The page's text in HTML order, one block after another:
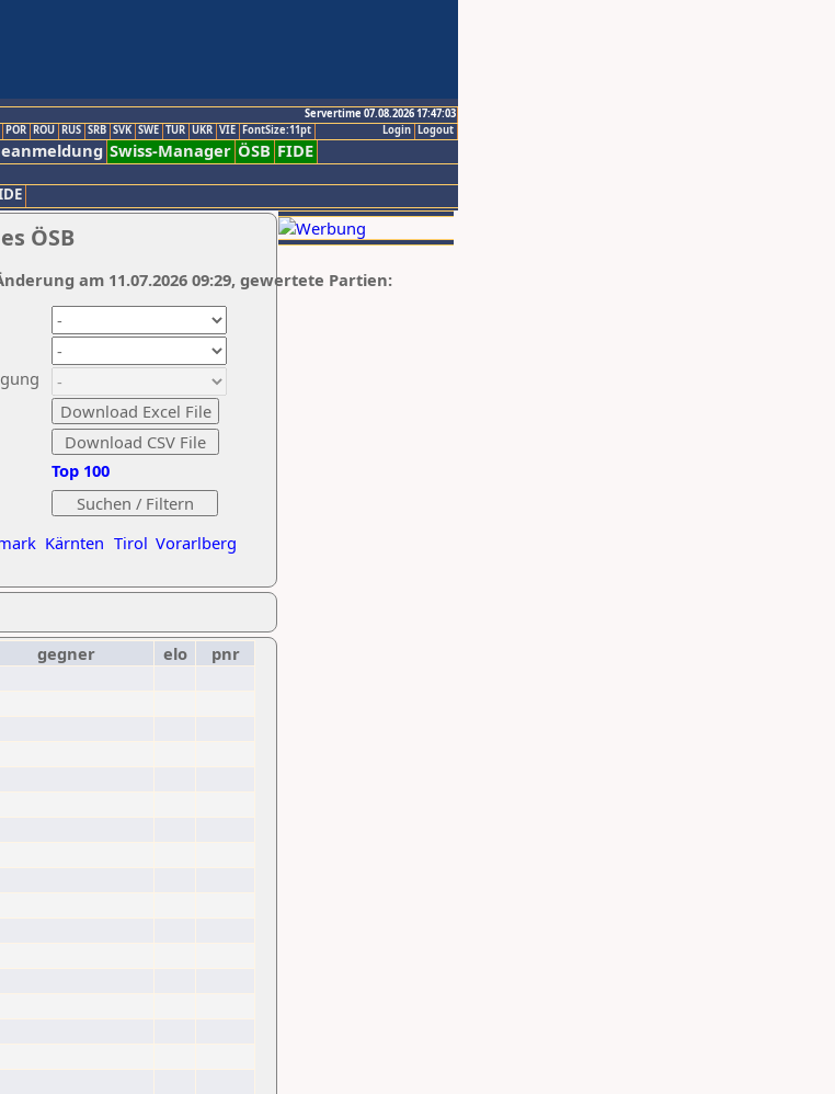
Servertime 07.08.2026 17:47:03
Logout
Login
POR ROU RUS SRB SVK SWE TUR UKR VIE FontSize:11pt
Swiss-Manager ÖSB FIDE
ÖSB
Kärnten Tirol Vorarlberg
Top 100
am 11.07.2026 09:29, gewertete Partien:
gegner elo
pnr